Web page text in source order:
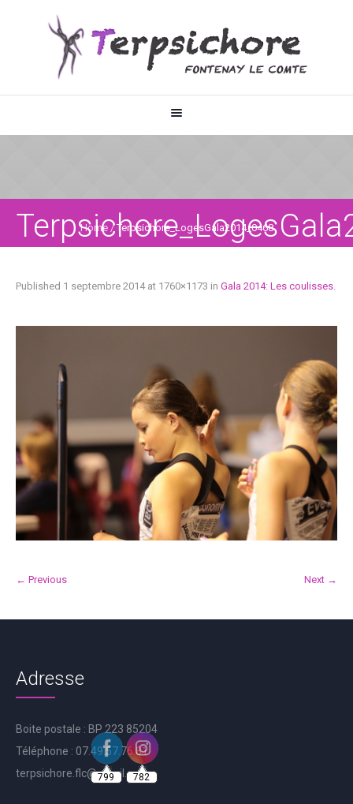
Home /Terpsichore_LogesGala2014_0468
Published 1 septembre 2014at 1760×1173 in Gala 2014: Les coulisses.
← Previous Next →
Adresse
Boite postale : BP 223 85204
Téléphone : 07.49.57.76.81
terpsichore.flc@gmail.com
799 782